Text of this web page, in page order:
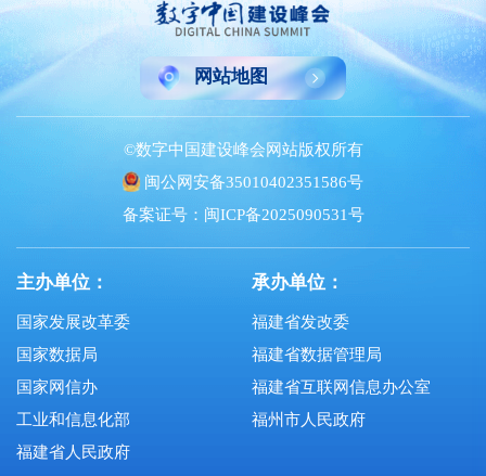
网站地图
©数字中国建设峰会网站版权所有
闽公网安备35010402351586号
备案证号：闽ICP备2025090531号
主办单位：
国家发展改革委
国家数据局
国家网信办
工业和信息化部
福建省人民政府
承办单位：
福建省发改委
福建省数据管理局
福建省互联网信息办公室
福州市人民政府